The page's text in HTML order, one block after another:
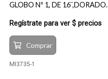
GLOBO Nº 1, DE 16¨,DORADO.
Regístrate para ver $ precios
Comprar
MI3735-1